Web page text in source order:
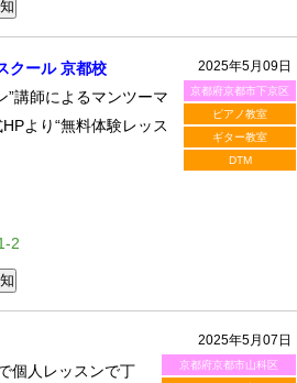
2025年5月09日
京都府京都市下京区
ピアノ教室
ギター教室
DTM
クール 京都校
”講師によるマンツーマ
より“無料体験レッス
2
2025年5月07日
京都府京都市山科区
個人レッスンで丁